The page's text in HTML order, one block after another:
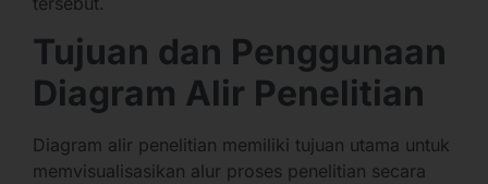
Tujuan dan Penggunaan
Diagram Alir Penelitian
Diagram alir penelitian memiliki tujuan utama untuk
memvisualisasikan alur proses penelitian secara